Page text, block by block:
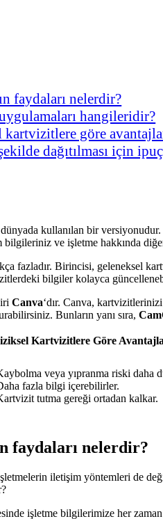
faydaları nelerdir?
hangileridir?
göre
dağıtılması için
kullanılan bir
ve işletme hakkında
fazladır. Birincisi, geleneksel
bilgiler kolayca
Canva‘dır. Canva,
Bunların yanı sıra,
Kartvizitlere Göre
veya yıpranma riski daha
fazla bilgi içerebilirler.
tutma gereği ortadan kalkar.
faydaları nelerdir?
iletişim yöntemleri de
işletme bilgilerimize her